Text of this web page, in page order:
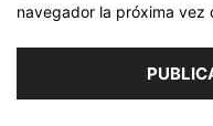
navegador la próxima vez